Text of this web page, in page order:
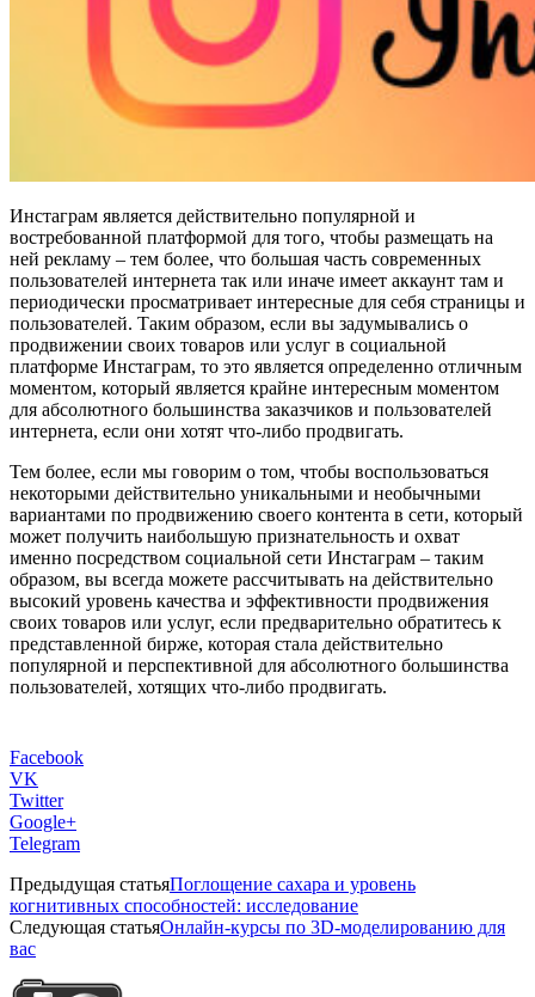
Инстаграм является действительно популярной и
востребованной платформой для того, чтобы размещать на
ней рекламу – тем более, что большая часть современных
пользователей интернета так или иначе имеет аккаунт там и
периодически просматривает интересные для себя страницы и
пользователей. Таким образом, если вы задумывались о
продвижении своих товаров или услуг в социальной
платформе Инстаграм, то это является определенно отличным
моментом, который является крайне интересным моментом
для абсолютного большинства заказчиков и пользователей
интернета, если они хотят что-либо продвигать.
Тем более, если мы говорим о том, чтобы воспользоваться
некоторыми действительно уникальными и необычными
вариантами по продвижению своего контента в сети, который
может получить наибольшую признательность и охват
именно посредством социальной сети Инстаграм – таким
образом, вы всегда можете рассчитывать на действительно
высокий уровень качества и эффективности продвижения
своих товаров или услуг, если предварительно обратитесь к
представленной бирже, которая стала действительно
популярной и перспективной для абсолютного большинства
пользователей, хотящих что-либо продвигать.
Facebook
VK
Twitter
Google+
Telegram
Предыдущая статьяПоглощение сахара и уровень
когнитивных способностей: исследование
Следующая статьяОнлайн-курсы по 3D-моделированию для
вас